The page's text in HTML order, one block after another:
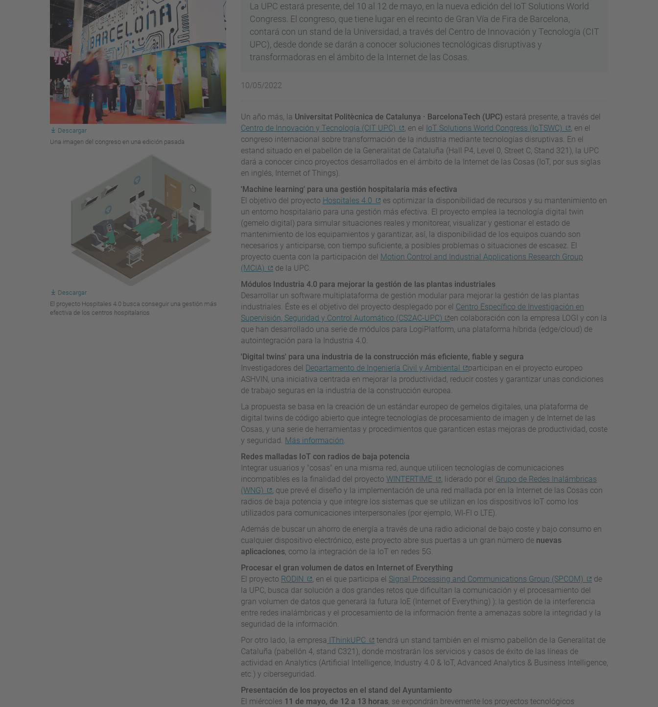
Descargar
Una imagen del congreso en una edición pasada
Descargar
El proyecto Hospitales 4.0 busca conseguir una gestión más
efectiva de los centros hospitalarios
La UPC estará presente, del 10 al 12 de mayo, en la nueva edición del IoT Solutions World
Congress. El congreso, que tiene lugar en el recinto de Gran Vía de Fira de Barcelona,
contará con un stand de la Universidad, a través del Centro de Innovación y Tecnología (CIT
UPC), desde donde se darán a conocer soluciones tecnológicas disruptivas y
transformadoras en el ámbito de la Internet de las Cosas.
10/05/2022
Un año más, la Universitat Politècnica de Catalunya · BarcelonaTech (UPC) estará presente, a través del
Centro de Innovación y Tecnología (CIT UPC)
, en el IoT Solutions World Congress (IoTSWC)
, en el
congreso internacional sobre transformación de la industria mediante tecnologías disruptivas. En el
estand situado en el pabellón de la Generalitat de Cataluña (Hall P4, Level 0, Street C, Stand 321), la UPC
dará a conocer cinco proyectos desarrollados en el ámbito de la Internet de las Cosas (IoT, por sus siglas
en inglés, Internet of Things).
'Machine learning' para una gestión hospitalaria más efectiva
El objetivo del proyecto Hospitales 4.0
es optimizar la disponibilidad de recursos y su mantenimiento en
un entorno hospitalario para una gestión más efectiva. El proyecto emplea la tecnología digital twin
(gemelo digital) para simular situaciones reales y monitorear, visualizar y gestionar el estado de
mantenimiento de los equipamientos y garantizar, así, la disponibilidad de los equipos cuando son
necesarios y anticiparse, con tiempo suficiente, a posibles problemas o situaciones de escasez. El
proyecto cuenta con la participación del Motion Control and Industrial Applications Research Group
(MCIA)
de la UPC.
Módulos Industria 4.0 para mejorar la gestión de las plantas industriales
Desarrollar un software multiplataforma de gestión modular para mejorar la gestión de las plantas
industriales. Éste es el objetivo del proyecto desplegado por el Centro Específico de Investigación en
Supervisión, Seguridad y Control Automático (CS2AC-UPC)
en colaboración con la empresa LOGI y con la
que han desarrollado una serie de módulos para LogiPlatform, una plataforma híbrida (edge/cloud) de
autointegración para la Industria 4.0.
'Digital twins' para una industria de la construcción más eficiente, fiable y segura
Investigadores del Departamento de Ingeniería Civil y Ambiental
participan en el proyecto europeo
ASHVIN, una iniciativa centrada en mejorar la productividad, reducir costes y garantizar unas condiciones
de trabajo seguras en la industria de la construcción europea.
La propuesta se basa en la creación de un estándar europeo de gemelos digitales, una plataforma de
digital twins de código abierto que integre tecnologías de procesamiento de imagen y de Internet de las
Cosas, y una serie de herramientas y procedimientos que garanticen estas mejoras de productividad, coste
y seguridad. Más información.
Redes malladas IoT con radios de baja potencia
Integrar usuarios y "cosas" en una misma red, aunque utilicen tecnologías de comunicaciones
incompatibles es la finalidad del proyecto WINTERTIME , liderado por el Grupo de Redes Inalámbricas
(WNG)
, que prevé el diseño y la implementación de una red mallada por en la Internet de las Cosas con
radios de baja potencia y que integre los sistemas que se utilizan en los dispositivos IoT como los
utilizados para comunicaciones interpersonales (por ejemplo, WI-FI o LTE).
Además de buscar un ahorro de energía a través de una radio adicional de bajo coste y bajo consumo en
cualquier dispositivo electrónico, este proyecto abre sus puertas a un gran número de nuevas
aplicaciones, como la integración de la IoT en redes 5G.
Procesar el gran volumen de datos en Internet of Everything
El proyecto RODIN , en el que participa el Signal Processing and Communications Group (SPCOM)
de
la UPC, busca dar solución a dos grandes retos que dificultan la comunicación y el procesamiento del
gran volumen de datos que generará la futura IoE (Internet of Everything) ): la gestión de la interferencia
entre redes inalámbricas y el procesamiento de la información frente a amenazas sobre la integridad y la
seguridad de la información.
Por otro lado, la empresa IThinkUPC
tendrá un stand también en el mismo pabellón de la Generalitat de
Cataluña (pabellón 4, stand C321), donde mostrarán los servicios y casos de éxito de las líneas de
actividad en Analytics (Artificial Intelligence, Industry 4.0 & IoT, Advanced Analytics & Business Intelligence,
etc.) y ciberseguridad.
Presentación de los proyectos en el stand del Ayuntamiento
El miércoles 11 de mayo, de 12 a 13 horas, se expondrán brevemente los proyectos tecnológicos